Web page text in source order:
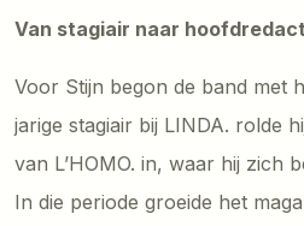
Van stagiair naar
Voor Stijn begon de band met
jarige stagiair bij LINDA. rolde
van L’HOMO. in, waar hij zich
In die periode groeide het